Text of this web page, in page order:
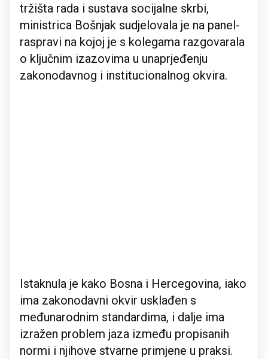
tržišta rada i sustava socijalne skrbi,
ministrica Bošnjak sudjelovala je na panel-
raspravi na kojoj je s kolegama razgovarala
o ključnim izazovima u unaprjeđenju
zakonodavnog i institucionalnog okvira.
Istaknula je kako Bosna i Hercegovina, iako
ima zakonodavni okvir usklađen s
međunarodnim standardima, i dalje ima
izražen problem jaza između propisanih
normi i njihove stvarne primjene u praksi.